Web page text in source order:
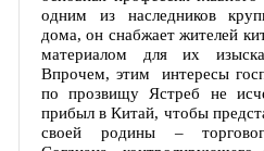
одним из наследников
дома, он снабжает жителей
материалом для их
Впрочем, этим интересы
по прозвищу Ястреб не
прибыл в Китай, чтобы
своей родины –